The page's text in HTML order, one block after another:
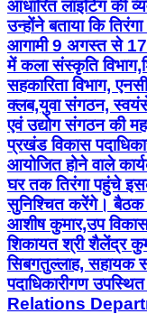
आधारित लाइटिंग की
उन्होंने बताया कि
आगामी 9 अगस्त से
में कला संस्कृति
सहकारिता विभाग,
क्लब,युवा संगठन,
एवं उद्योग संगठन की
प्रखंड विकास
आयोजित होने वाले
घर तक तिरंगा पहुंचे
सुनिश्चित करेंगे। बैठक
आशीष कुमार,उप
शिकायत श्री शैलेंद्र
सिबगतुल्लाह, सहायक
पदाधिकारीगण
Relations